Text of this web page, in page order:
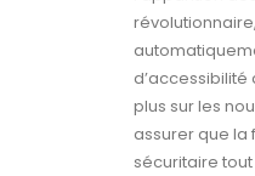
plus sur les
assurer que
sécuritaire